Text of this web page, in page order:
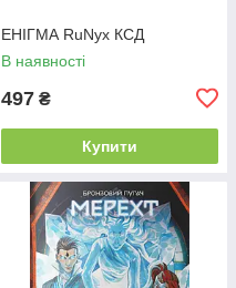
ЕНІГМА RuNyx КСД
В наявності
497 ₴
Купити